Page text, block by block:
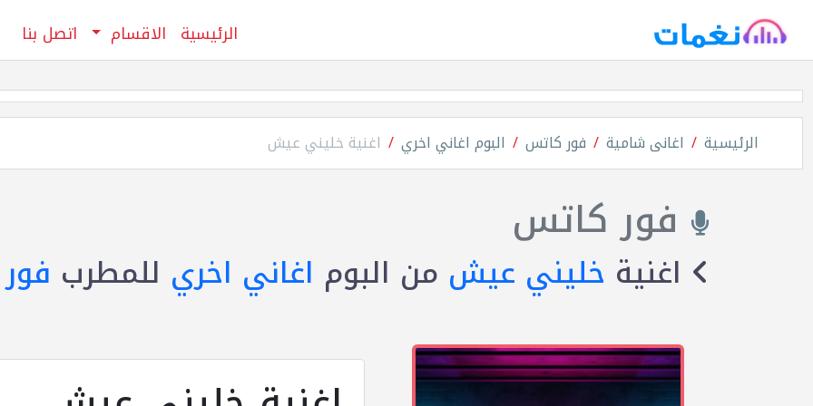
الرئيسية الاقسام اتصل بنا
الرئيسية اغانى شامية فور كاتس البوم اغاني اخري اغنية خليني عيش
فور كاتس
اغنية خليني عيش من البوم اغاني اخري للمطرب